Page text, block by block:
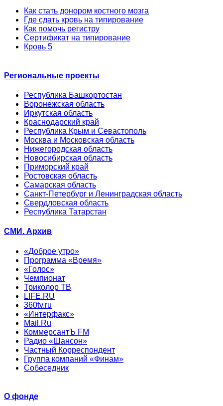
Как стать донором костного мозга
Где сдать кровь на типирование
Как помочь регистру
Сертификат на типирование
Кровь 5
Региональные проекты
Республика Башкортостан
Воронежская область
Иркутская область
Краснодарский край
Республика Крым и Севастополь
Москва и Московская область
Нижегородская область
Новосибирская область
Приморский край
Ростовская область
Самарская область
Санкт-Петербург и Ленинградская область
Свердловская область
Республика Татарстан
СМИ. Архив
«Доброе утро»
Программа «Время»
«Голос»
Чемпионат
Триколор ТВ
LIFE.RU
360tv.ru
«Интерфакс»
Mail.Ru
КоммерсантЪ FM
Радио «Шансон»
Частный Корреспондент
Группа компаний «Финам»
Собеседник
О фонде